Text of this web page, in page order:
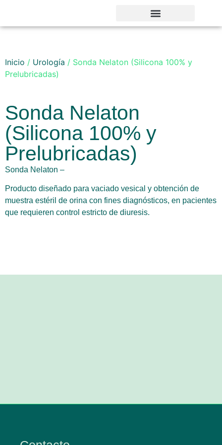
Inicio / Urología / Sonda Nelaton (Silicona 100% y
Prelubricadas)
Sonda Nelaton
(Silicona 100% y
Prelubricadas)
Sonda Nelaton –
Producto diseñado para vaciado vesical y obtención de
muestra estéril de orina con fines diagnósticos, en pacientes
que requieren control estricto de diuresis.